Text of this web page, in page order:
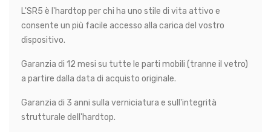
L'SR5 è l'hardtop per chi ha uno stile di vita attivo e
consente un più facile accesso alla carica del vostro
dispositivo.
Garanzia di 12 mesi su tutte le parti mobili (tranne il vetro)
a partire dalla data di acquisto originale.
Garanzia di 3 anni sulla verniciatura e sull'integrità
strutturale dell'hardtop.